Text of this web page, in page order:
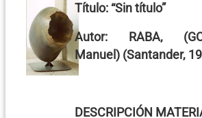
Título: “Sin título”
Autor: RABA,
Manuel)(Santander,
DESCRIPCIÓN